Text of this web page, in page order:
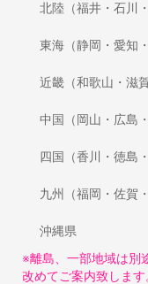
北陸（福井・石川
東海（静岡・愛知
近畿（和歌山・滋
中国（岡山・広島
四国（香川・徳島
九州（福岡・佐賀
沖縄県
※離島、一部地域は別
改めてご案内致します